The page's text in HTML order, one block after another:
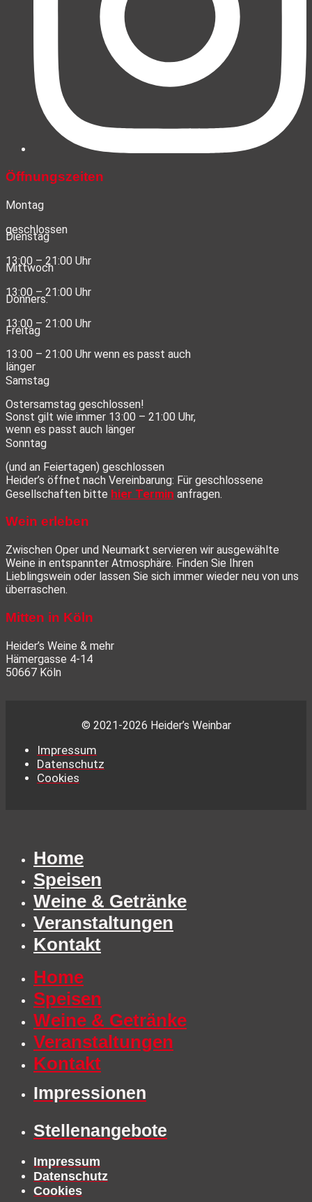
Öffnungszeiten
Montag
geschlossen
Dienstag
13:00 – 21:00 Uhr
Mittwoch
13:00 – 21:00 Uhr
Donners.
13:00 – 21:00 Uhr
Freitag
13:00 – 21:00 Uhr wenn es passt auch
länger
Samstag
Ostersamstag geschlossen!
Sonst gilt wie immer 13:00 – 21:00 Uhr,
wenn es passt auch länger
Sonntag
(und an Feiertagen) geschlossen
Heider’s öffnet nach Vereinbarung: Für geschlossene
Gesellschaften bitte hier Termin anfragen.
Wein erleben
Zwischen Oper und Neumarkt servieren wir ausgewählte
Weine in entspannter Atmosphäre. Finden Sie Ihren
Lieblingswein oder lassen Sie sich immer wieder neu von uns
überraschen.
Mitten in Köln
Heider’s Weine & mehr
Hämergasse 4-14
50667 Köln
© 2021-2026 Heider’s Weinbar
Impressum
Datenschutz
Cookies
Home
Speisen
Weine & Getränke
Veranstaltungen
Kontakt
Home
Speisen
Weine & Getränke
Veranstaltungen
Kontakt
Impressionen
Stellenangebote
Impressum
Datenschutz
Cookies